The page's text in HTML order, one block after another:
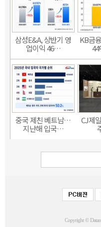
삼성E&A, 상반기 영
업이익 46…
KB금
중국 제친 베트남…
지난해 입국…
CJ제
Copyright ©